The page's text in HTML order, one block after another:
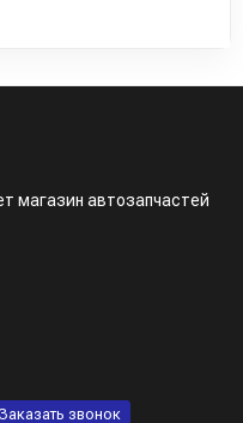
магазин автозапчастей
Заказать звонок